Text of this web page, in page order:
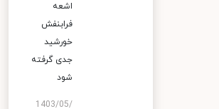
اشعه
فرابنفش
خورشید
جدی گرفته
شود
1403/05/